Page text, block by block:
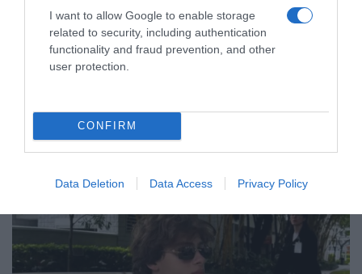
I want to allow Google to enable storage
related to security, including authentication
functionality and fraud prevention, and other
user protection.
CONFIRM
Data Deletion Data Access Privacy Policy
LIFESTYLE